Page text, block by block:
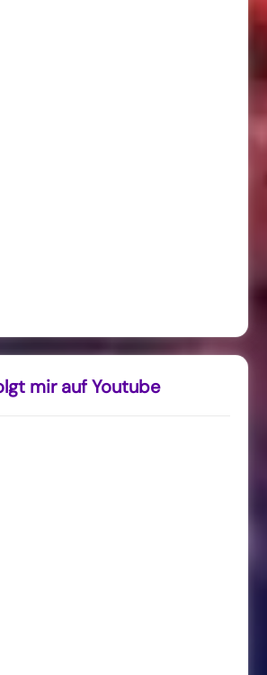
mir auf Youtube